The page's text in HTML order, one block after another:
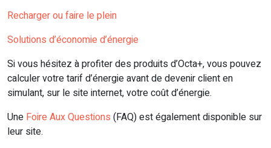
Recharger ou faire le plein
Solutions d’économie d’énergie
Si vous hésitez à profiter des produits d’Octa+, vous pouvez
calculer votre tarif d’énergie avant de devenir client en
simulant, sur le site internet, votre coût d’énergie.
Une Foire Aux Questions (FAQ) est également disponible sur
leur site.